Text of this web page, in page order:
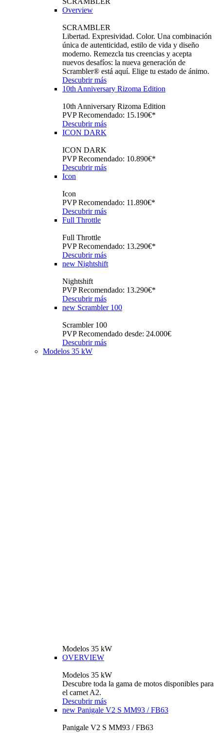
Overview
SCRAMBLER
Libertad. Expresividad. Color. Una combinación
única de autenticidad, estilo de vida y diseño
moderno. Remezcla tus creencias y acepta
nuevos desafíos: la nueva generación de
Scrambler® está aquí. Elige tu estado de ánimo.
Descubrir más
10th Anniversary Rizoma Edition
10th Anniversary Rizoma Edition
PVP Recomendado: 15.190€*
Descubrir más
ICON DARK
ICON DARK
PVP Recomendado: 10.890€*
Descubrir más
Icon
Icon
PVP Recomendado: 11.890€*
Descubrir más
Full Throttle
Full Throttle
PVP Recomendado: 13.290€*
Descubrir más
new Nightshift
Nightshift
PVP Recomendado: 13.290€*
Descubrir más
new Scrambler 100
Scrambler 100
PVP Recomendado desde: 24.000€
Descubrir más
Modelos 35 kW
Modelos 35 kW
OVERVIEW
Modelos 35 kW
Descubre toda la gama de motos disponibles para
el carnet A2.
Descubrir más
new Panigale V2 S MM93 / FB63
Panigale V2 S MM93 / FB63